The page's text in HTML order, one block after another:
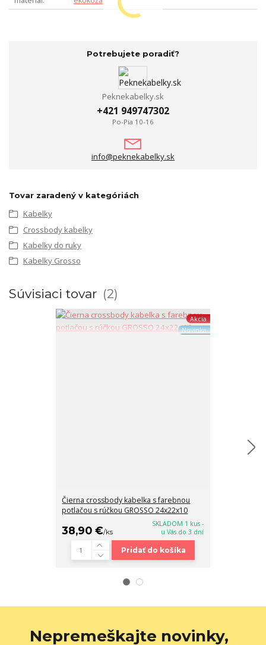
Potrebujete poradiť?
Peknekabelky.sk
+421 949747302
Po-Pia 10-16
info@peknekabelky.sk
Tovar zaradený v kategóriách
Kabelky
Crossbody kabelky
Kabelky do ruky
Kabelky Grosso
Súvisiaci tovar 2
Akcia
Novinka
Čierna crossbody kabelka s farebnou
potlačou s rúčkou GROSSO 24x22x10
38,90 €/ks
SKLADOM 1 kus -
u Vás do 3 dní
Pridať do košíka
Nepremeškajte novinky,